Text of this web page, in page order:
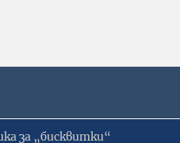
за „бисквитки“